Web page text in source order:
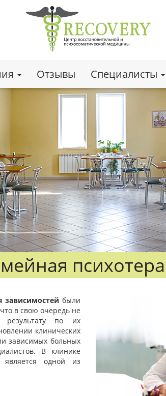
Отзывы Специалисты
зависимостей были
в свою очередь не
результату по их
клинических
зависимых больных
В клинике
одной из